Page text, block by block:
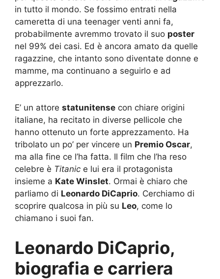
in tutto il mondo. Se fossimo entrati nella
cameretta di una teenager venti anni fa,
probabilmente avremmo trovato il suo poster
nel 99% dei casi. Ed è ancora amato da quelle
ragazzine, che intanto sono diventate donne e
mamme, ma continuano a seguirlo e ad
apprezzarlo.
E’ un attore statunitense con chiare origini
italiane, ha recitato in diverse pellicole che
hanno ottenuto un forte apprezzamento. Ha
tribolato un po’ per vincere un Premio Oscar,
ma alla fine ce l’ha fatta. Il film che l’ha reso
celebre è Titanic e lui era il protagonista
insieme a Kate Winslet. Ormai è chiaro che
parliamo di Leonardo DiCaprio. Cerchiamo di
scoprire qualcosa in più su Leo, come lo
chiamano i suoi fan.
Leonardo DiCaprio,
biografia e carriera